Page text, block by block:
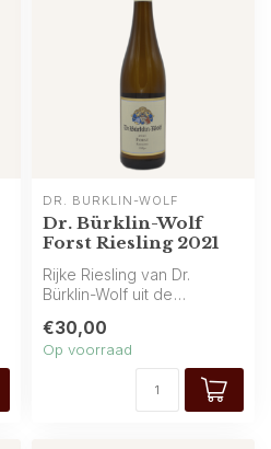
DR. BÜRKLIN-WOLF
Dr. Bürklin-Wolf
Forst Riesling 2021
Rijke Riesling van Dr.
Bürklin-Wolf uit de
(Pfalz). Rijpe...
€30,00
Op voorraad